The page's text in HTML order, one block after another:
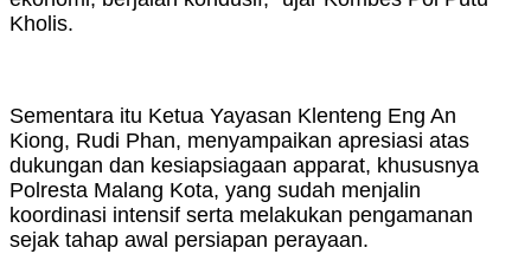
Kholis.
Sementara itu Ketua Yayasan Klenteng Eng An
Kiong, Rudi Phan, menyampaikan apresiasi atas
dukungan dan kesiapsiagaan apparat, khususnya
Polresta Malang Kota, yang sudah menjalin
koordinasi intensif serta melakukan pengamanan
sejak tahap awal persiapan perayaan.